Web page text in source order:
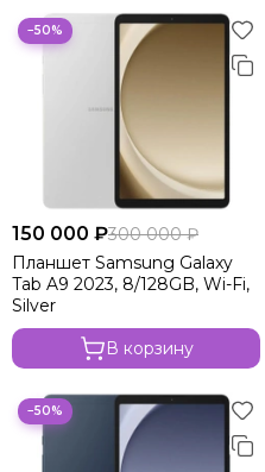
−50%
150 000 ₽300 000 ₽
Планшет Samsung Galaxy
Tab A9 2023, 8/128GB, Wi-Fi,
Silver
В корзину
−50%